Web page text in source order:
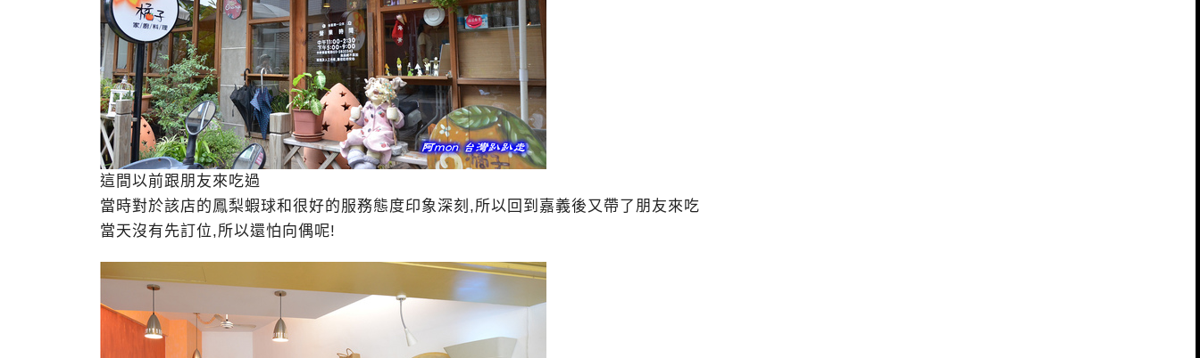
這間以前跟朋友來吃過
當時對於該店的鳳梨蝦球和很好的服務態度印象深刻,所以回到嘉義後又帶了朋友來吃
當天沒有先訂位,所以還怕向偶呢!